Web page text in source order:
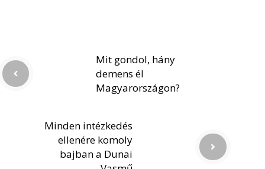
Mit gondol, hány
demens él
Magyarországon?
Minden intézkedés
ellenére komoly
bajban a Dunai